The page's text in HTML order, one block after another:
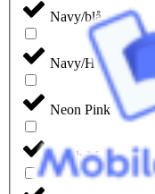
Navy/blå
Navy/Hvid
Neon Pink
North Melange